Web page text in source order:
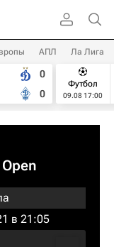
АПЛ Ла Лига
0
0
Футбол
09.08 17:00
в 21:05